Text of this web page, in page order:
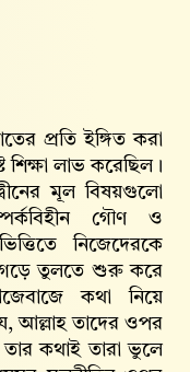
প্রতি ইঙ্গিত করা
শিক্ষা লাভ করেছিল।
মূল বিষয়গুলো
গৌণ ও
নিজেদেরকে
গড়ে তুলতে শুরু করে
কথা নিয়ে
আল্লাহ‌ তাদের ওপর
তার কথাই তারা ভুলে